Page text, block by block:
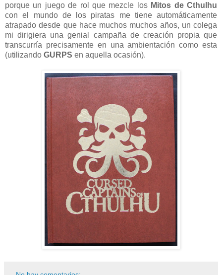
porque un juego de rol que mezcle los Mitos de Cthulhu
con el mundo de los piratas me tiene automáticamente
atrapado desde que hace muchos muchos años, un colega
mi dirigiera una genial campaña de creación propia que
transcurría precisamente en una ambientación como esta
(utilizando GURPS en aquella ocasión).